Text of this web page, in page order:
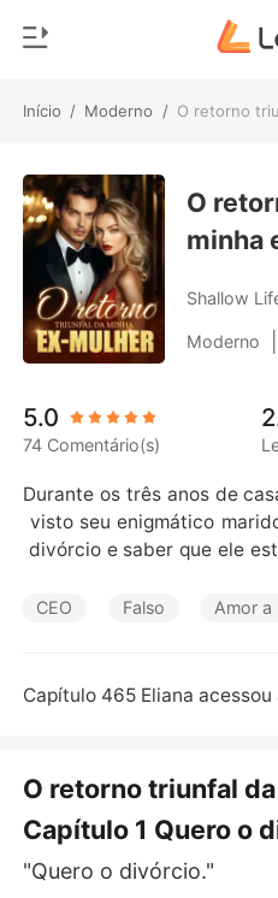
Início / Moderno / O retorno
Loja
Histórico
Sair
Baixar App
Gênero
Moderno
Lobisomem
Contos
Bilionários
Contos Curtos
O
minha
Shallow
Moderno
5.0
74 Comentário(s)
Durante os três anos de
visto seu enigmático
divórcio e saber que ele
ente secreta lendária,
rso e implorou: "Eliana, me
eus bens, até mesmo a
CEO Falso Amor a
O retorno triunfal
Capítulo 1 Quero o
"Quero o divórcio."